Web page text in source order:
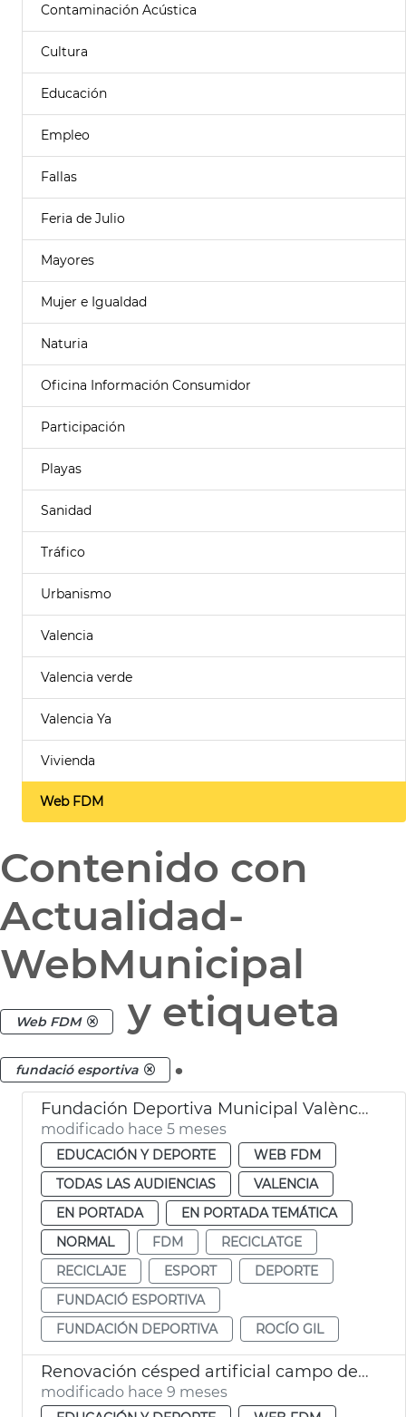
Contaminación Acústica
Cultura
Educación
Empleo
Fallas
Feria de Julio
Mayores
Mujer e Igualdad
Naturia
Oficina Información Consumidor
Participación
Playas
Sanidad
Tráfico
Urbanismo
Valencia
Valencia verde
Valencia Ya
Vivienda
Web FDM
Contenido con
Actualidad-
WebMunicipal
Web FDM y etiqueta
fundació esportiva .
Fundación Deportiva Municipal València participa en recogida tapones para reciclaje
modificado hace 5 meses
EDUCACIÓN Y DEPORTE
WEB FDM
TODAS LAS AUDIENCIAS
VALENCIA
EN PORTADA
EN PORTADA TEMÁTICA
NORMAL
FDM
RECICLATGE
RECICLAJE
ESPORT
DEPORTE
FUNDACIÓ ESPORTIVA
FUNDACIÓN DEPORTIVA
ROCÍO GIL
Renovación césped artificial campo de beisbol Jardín del Túria València
modificado hace 9 meses